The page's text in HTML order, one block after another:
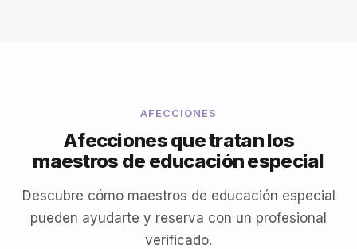
AFECCIONES
Afecciones que tratan los
maestros de educación especial
Descubre cómo maestros de educación especial
pueden ayudarte y reserva con un profesional
verificado.